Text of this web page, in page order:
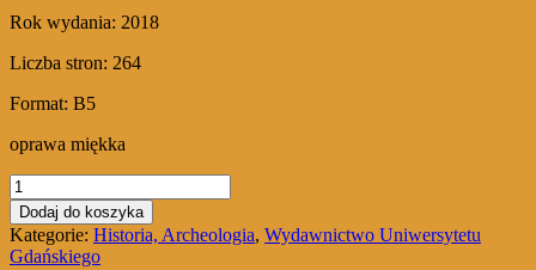
Rok wydania: 2018
Liczba stron: 264
Format: B5
oprawa miękka
ilość
Ojcowie
i
synowie.
Dodaj do koszyka
Kategorie: Historia, Archeologia, Wydawnictwo Uniwersytetu
Gdańskiego